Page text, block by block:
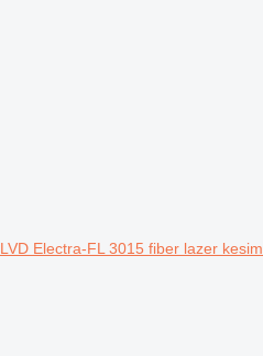
LVD Electra-FL 3015 fiber lazer